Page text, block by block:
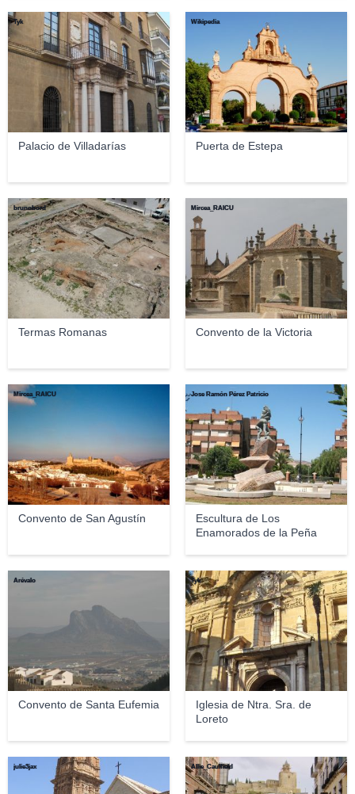
Palacio de Villadarías
Tyk
Puerta de Estepa
Wikipedia
Termas Romanas
brunobord
Convento de la Victoria
Mircea_RAICU
Convento de San Agustín
Mircea_RAICU
Escultura de Los
Enamorados de la Peña
Jose Ramón Pérez Patricio
Convento de Santa Eufemia
Arévalo
Iglesia de Ntra. Sra. de
Loreto
Tyk
julie3jax Allie_Caulfield